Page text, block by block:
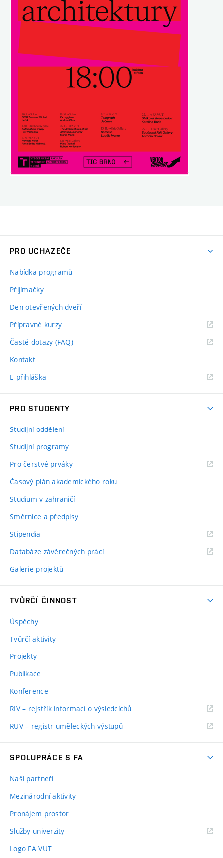
PRO UCHAZEČE
Nabídka programů
Přijímačky
Den otevřených dveří
Přípravné kurzy
Časté dotazy (FAQ)
Kontakt
E-přihláška
PRO STUDENTY
Studijní oddělení
Studijní programy
Pro čerstvé prváky
Časový plán akademického roku
Studium v zahraničí
Směrnice a předpisy
Stipendia
Databáze závěrečných prácí
Galerie projektů
TVŮRČÍ ČINNOST
Úspěchy
Tvůrčí aktivity
Projekty
Publikace
Konference
RIV – rejstřík informací o výsledcíchů
RUV – registr uměleckých výstupů
SPOLUPRÁCE S FA
Naši partneři
Mezinárodní aktivity
Pronájem prostor
Služby univerzity
Logo FA VUT